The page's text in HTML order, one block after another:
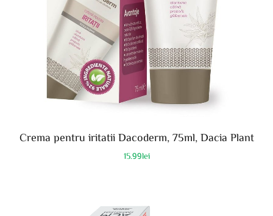
Crema pentru iritatii Dacoderm, 75ml, Dacia Plant
15.99lei